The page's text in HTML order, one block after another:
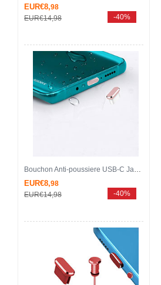
EUR€8,98
EUR€14,98 -40%
Bouchon Anti-poussiere USB-C Jack Type-C Universel H16 pour Apple iPhone 15 Pro Or Rose
EUR€8,98
EUR€14,98 -40%